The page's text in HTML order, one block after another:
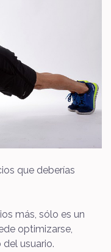
que deberías
más, sólo es un
optimizarse,
usuario.